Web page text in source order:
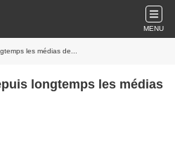
MENU
les médias de...
longtemps les médias